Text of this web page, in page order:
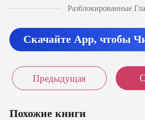
то винить. Он с
Разблокированные
Скачайте App, чтобы
Предыдущая
Похожие книги